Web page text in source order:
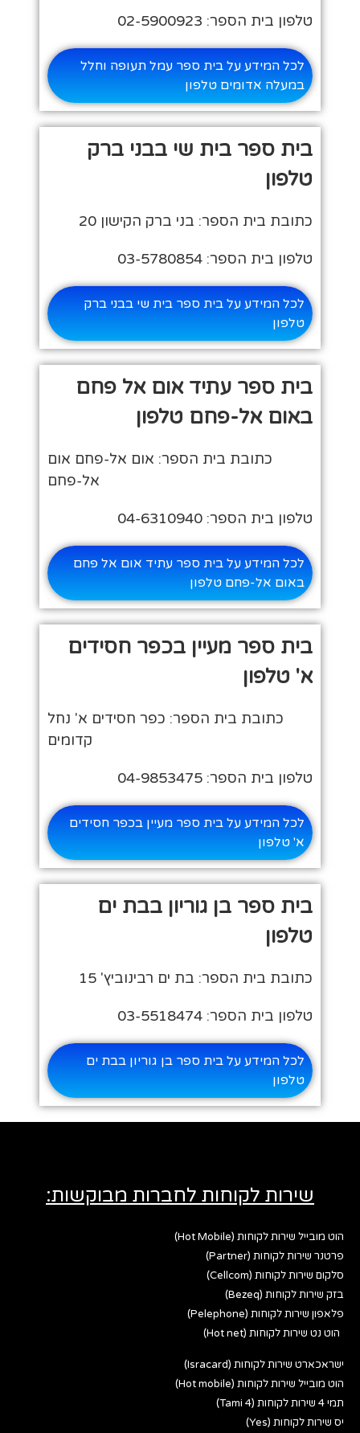
טלפון בית הספר: 02-5900923
לכל המידע על בית ספר עמל תעופה וחלל
במעלה אדומים טלפון
בית ספר בית שי בבני ברק
טלפון
כתובת בית הספר: בני ברק הקישון 20
טלפון בית הספר: 03-5780854
לכל המידע על בית ספר בית שי בבני ברק
טלפון
בית ספר עתיד אום אל פחם
באום אל-פחם טלפון
כתובת בית הספר: אום אל-פחם אום
אל-פחם
טלפון בית הספר: 04-6310940
לכל המידע על בית ספר עתיד אום אל פחם
באום אל-פחם טלפון
בית ספר מעיין בכפר חסידים
א' טלפון
כתובת בית הספר: כפר חסידים א' נחל
קדומים
טלפון בית הספר: 04-9853475
לכל המידע על בית ספר מעיין בכפר חסידים
א' טלפון
בית ספר בן גוריון בבת ים
טלפון
כתובת בית הספר: בת ים רבינוביץ' 15
טלפון בית הספר: 03-5518474
לכל המידע על בית ספר בן גוריון בבת ים
טלפון
שירות לקוחות לחברות מבוקשות:
הוט מובייל שירות לקוחות (Hot Mobile)
פרטנר שירות לקוחות (Partner)
סלקום שירות לקוחות (Cellcom)
בזק שירות לקוחות (Bezeq)
פלאפון שירות לקוחות (Pelephone)
הוט נט שירות לקוחות (Hot net)
ישראכארט שירות לקוחות (Isracard)
הוט מובייל שירות לקוחות (Hot mobile)
תמי 4 שירות לקוחות (Tami 4)
יס שירות לקוחות (Yes)